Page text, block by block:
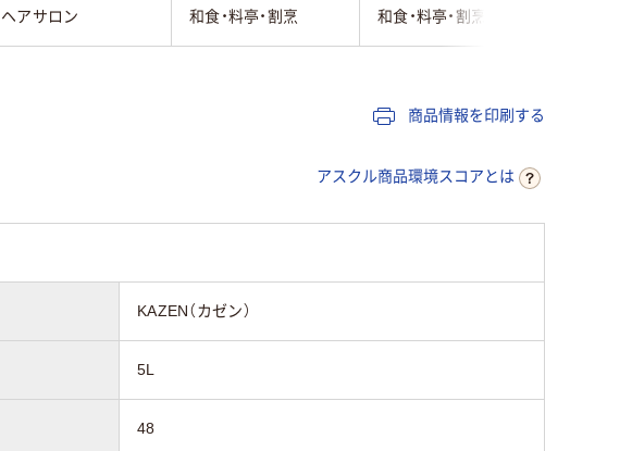
ヘアサロン 和食・料亭・割烹 和食・料亭・割烹
商品情報を印刷する
アスクル商品環境スコアとは
KAZEN（カゼン）
5L
48